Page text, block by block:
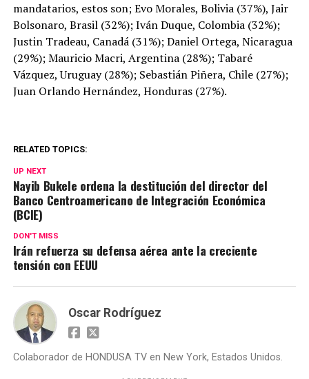
mandatarios, estos son; Evo Morales, Bolivia (37%), Jair
Bolsonaro, Brasil (32%); Iván Duque, Colombia (32%);
Justin Tradeau, Canadá (31%); Daniel Ortega, Nicaragua
(29%); Mauricio Macri, Argentina (28%); Tabaré
Vázquez, Uruguay (28%); Sebastián Piñera, Chile (27%);
Juan Orlando Hernández, Honduras (27%).
RELATED TOPICS:
UP NEXT
Nayib Bukele ordena la destitución del director del
Banco Centroamericano de Integración Económica
(BCIE)
DON'T MISS
Irán refuerza su defensa aérea ante la creciente
tensión con EEUU
Oscar Rodríguez
Colaborador de HONDUSA TV en New York, Estados Unidos.